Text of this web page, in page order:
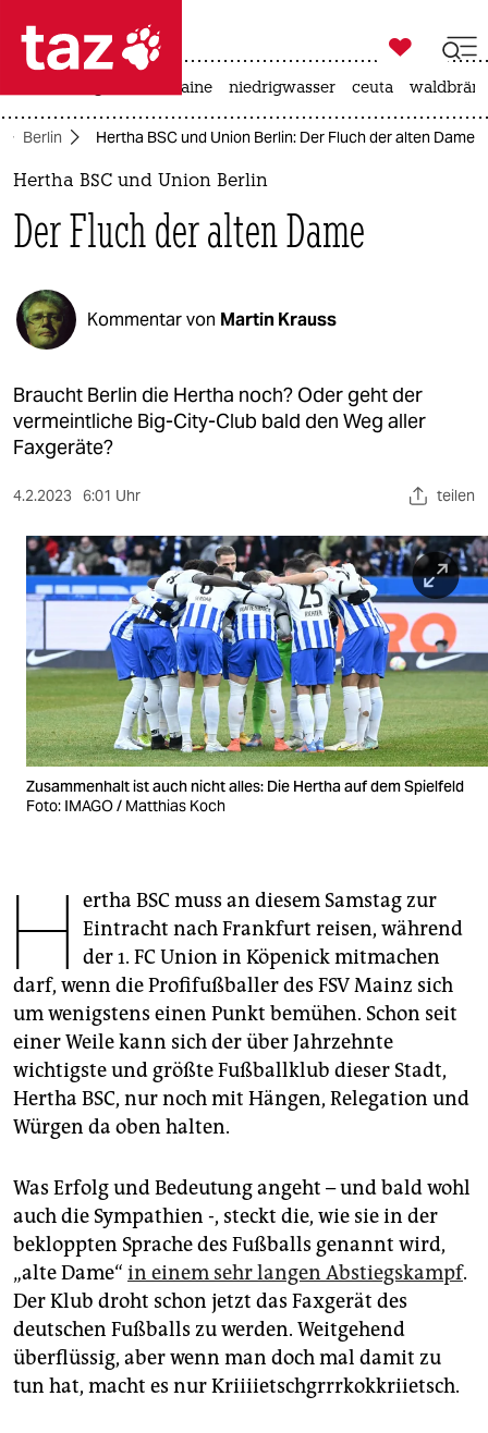
 taz zahl ich
taz zahl ich
politik
öko
gesellschaft
kultur
sport
berlin
nord
wahrheit
verlag
veranstaltungen
shop
fragen & hilfe
abo
genossenschaft
epaper login

taz zahl ich
krieg in der ukraine niedrigwasser ceuta
Berlin Hertha BSC und Union Berlin: Der Fluch der alten Dame
Hertha BSC und Union Berlin
Der Fluch der alten Dame
Kommentar von Martin Krauss
Braucht Berlin die Hertha noch? Oder geht der
vermeintliche Big-City-Club bald den Weg aller
Faxgeräte?
4.2.2023 6:01 Uhr teilen
Zusammenhalt ist auch nicht alles: Die Hertha auf dem Spielfeld
Foto: IMAGO / Matthias Koch
H ertha BSC muss an diesem Samstag zur
Eintracht nach Frankfurt reisen, während
der 1. FC Union in Köpenick mitmachen
darf, wenn die Profifußballer des FSV Mainz sich
um wenigstens einen Punkt bemühen. Schon seit
einer Weile kann sich der über Jahrzehnte
wichtigste und größte Fußballklub dieser Stadt,
Hertha BSC, nur noch mit Hängen, Relegation und
Würgen da oben halten.
Was Erfolg und Bedeutung angeht – und bald wohl
auch die Sympathien -, steckt die, wie sie in der
bekloppten Sprache des Fußballs genannt wird,
„alte Dame“ in einem sehr langen Abstiegskampf.
Der Klub droht schon jetzt das Faxgerät des
deutschen Fußballs zu werden. Weitgehend
überflüssig, aber wenn man doch mal damit zu
tun hat, macht es nur Kriiiietschgrrrkokkriietsch.